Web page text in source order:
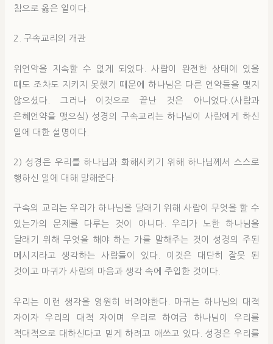
참으로 옳은 일이다.
2. 구속교리의 개관
위언약을 지속할 수 없게 되었다. 사람이 완전한 상태에 있을
때도 조차도 지키지 못했기 때문에 하나님은 다른 언약들을 맺지
않으셨다. 그러나 이것으로 끝난 것은 아니었다.(사람과
은혜언약을 맺으심) 성경의 구속교리는 하나님이 사람에게 하신
일에 대한 설명이다.
2) 성경은 우리를 하나님과 화해시키기 위해 하나님께서 스스로
행하신 일에 대해 말해준다.
구속의 교리는 우리가 하나님을 달래기 위해 사람이 무엇을 할 수
있는가의 문제를 다루는 것이 아니다. 우리가 노한 하나님을
달래기 위해 무엇을 해야 하는 가를 말해주는 것이 성경의 주된
메시지라고 생각하는 사람들이 있다. 이것은 대단히 잘못 된
것이고 마귀가 사람의 마음과 생각 속에 주입한 것이다.
우리는 이런 생각을 영원히 버려야한다. 마귀는 하나님의 대적
자이자 우리의 대적 자이며 우리로 하여금 하나님이 우리를
적대적으로 대하신다고 믿게 하려고 애쓰고 있다. 성경은 우리를